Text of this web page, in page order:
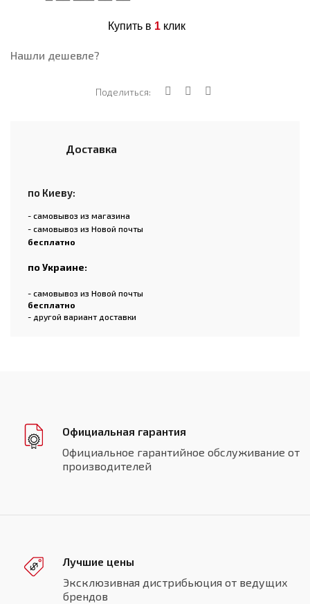
Купить в 1клик
Нашли дешевле?
Поделиться:
Доставка
по Киеву:
- самовывоз из магазина
- самовывоз из Новой почты
бесплатно
по Украине:
- самовывоз из Новой почты
бесплатно
- другой вариант доставки
Официальная гарантия
Официальное гарантийное обслуживание от
производителей
Лучшие цены
Эксклюзивная дистрибьюция от ведущих
брендов